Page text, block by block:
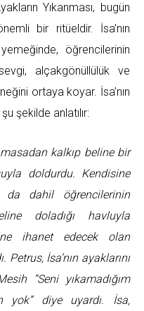
Yıkanması, bugün
bir ritüeldir. İsa’nın
öğrencilerinin
alçakgönüllülük ve
ortaya koyar. İsa’nın
şekilde anlatılır:
masadan kalkıp beline bir
doldurdu. Kendisine
dahil öğrencilerinin
doladığı havluyla
ihanet edecek olan
Petrus, İsa’nın ayaklarını
“Seni yıkamadığım
yok” diye uyardı. İsa,